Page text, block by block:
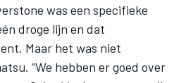
was een specifieke
droge lijn en dat
Maar het was niet
“We hebben er goed over